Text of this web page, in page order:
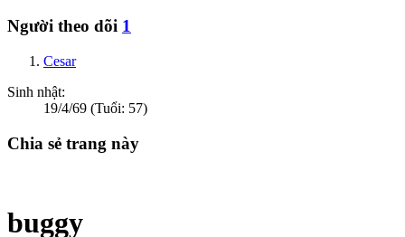
Người theo dõi 1
Cesar
Sinh nhật:
19/4/69 (Tuổi: 57)
Chia sẻ trang này
buggy